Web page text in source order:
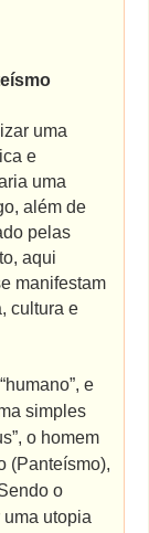
uma
e
uma
além de
pelas
aqui
manifestam
cultura e
e
simples
o homem
(Panteísmo),
o
utopia